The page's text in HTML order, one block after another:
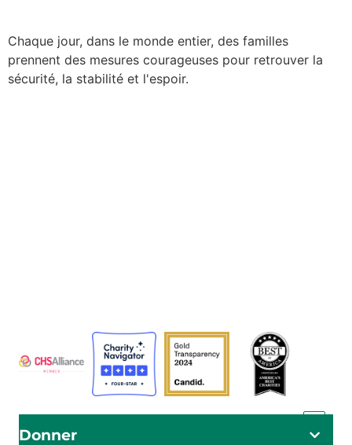
Chaque jour, dans le monde entier, des familles
prennent des mesures courageuses pour retrouver la
sécurité, la stabilité et l'espoir.
Donner